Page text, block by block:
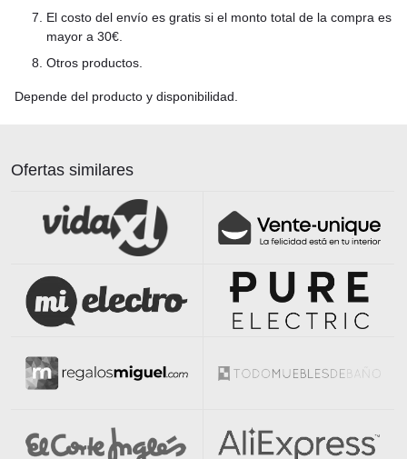
El costo del envío es gratis si el monto total de la compra es
mayor a 30€.
Otros productos.
Depende del producto y disponibilidad.
Ofertas similares